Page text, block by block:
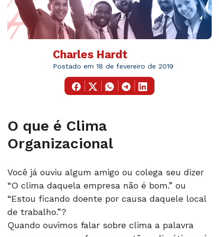
Charles Hardt
Postado em 18 de fevereiro de 2019
O que é Clima
Organizacional
Você já ouviu algum amigo ou colega seu dizer
“O clima daquela empresa não é bom.” ou
“Estou ficando doente por causa daquele local
de trabalho.”?
Quando ouvimos falar sobre clima a palavra